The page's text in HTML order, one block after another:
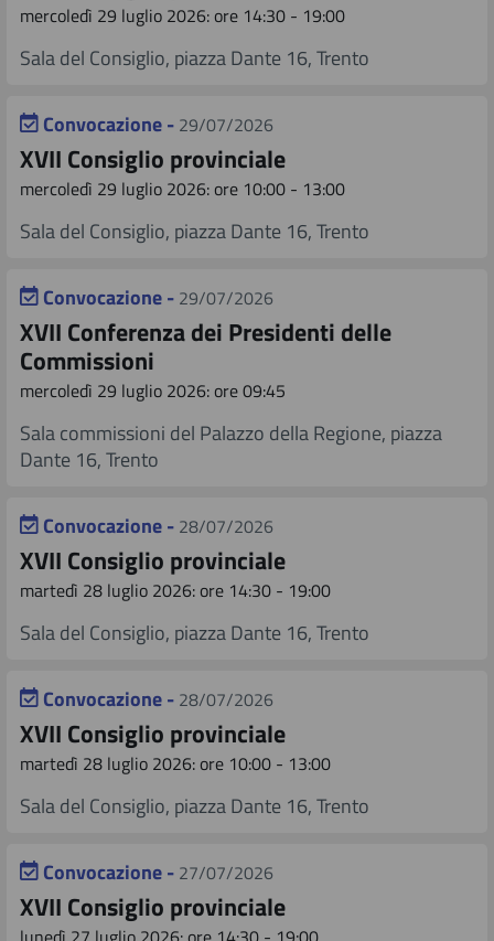
mercoledì 29 luglio 2026: ore 14:30 - 19:00
Sala del Consiglio, piazza Dante 16, Trento
Convocazione - 29/07/2026
XVII Consiglio provinciale
mercoledì 29 luglio 2026: ore 10:00 - 13:00
Sala del Consiglio, piazza Dante 16, Trento
Convocazione - 29/07/2026
XVII Conferenza dei Presidenti delle
Commissioni
mercoledì 29 luglio 2026: ore 09:45
Sala commissioni del Palazzo della Regione, piazza
Dante 16, Trento
Convocazione - 28/07/2026
XVII Consiglio provinciale
martedì 28 luglio 2026: ore 14:30 - 19:00
Sala del Consiglio, piazza Dante 16, Trento
Convocazione - 28/07/2026
XVII Consiglio provinciale
martedì 28 luglio 2026: ore 10:00 - 13:00
Sala del Consiglio, piazza Dante 16, Trento
Convocazione - 27/07/2026
XVII Consiglio provinciale